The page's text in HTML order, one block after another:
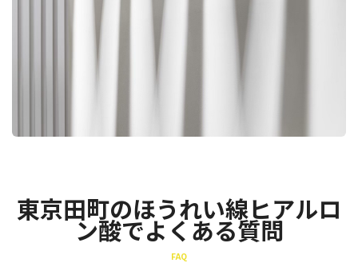
東京田町のほうれい線ヒアルロ
ン酸でよくある質問
FAQ